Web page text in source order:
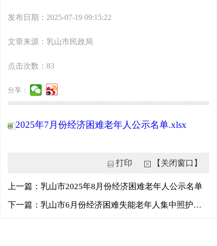
发布日期：2025-07-19 09:15:22
文章来源：乳山市民政局
点击次数： 83
分享：
2025年7月份经济困难老年人公示名单.xlsx
打印 【关闭窗口】
上一篇：乳山市2025年8月份经济困难老年人公示名单
下一篇：乳山市6月份经济困难失能老年人集中照护补贴公示